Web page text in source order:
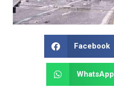
Facebook
WhatsApp